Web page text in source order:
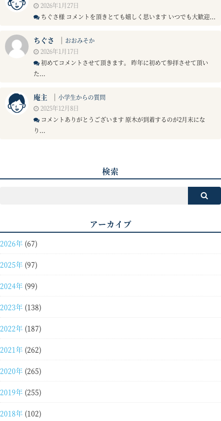
2026年1月27日
ちぐさ様 コメントを頂きとても嬉しく思います いつでも大歓迎...
ちぐさ ｜ おおみそか
2026年1月17日
初めてコメントさせて頂きます。 昨年に初めて参拝させて頂い
た...
庵主 ｜ 小学生からの質問
2025年12月8日
コメントありがとうございます 原木が到着するのが2月末にな
り...
検索
アーカイブ
2026年 (67)
2025年 (97)
2024年 (99)
2023年 (138)
2022年 (187)
2021年 (262)
2020年 (265)
2019年 (255)
2018年 (102)